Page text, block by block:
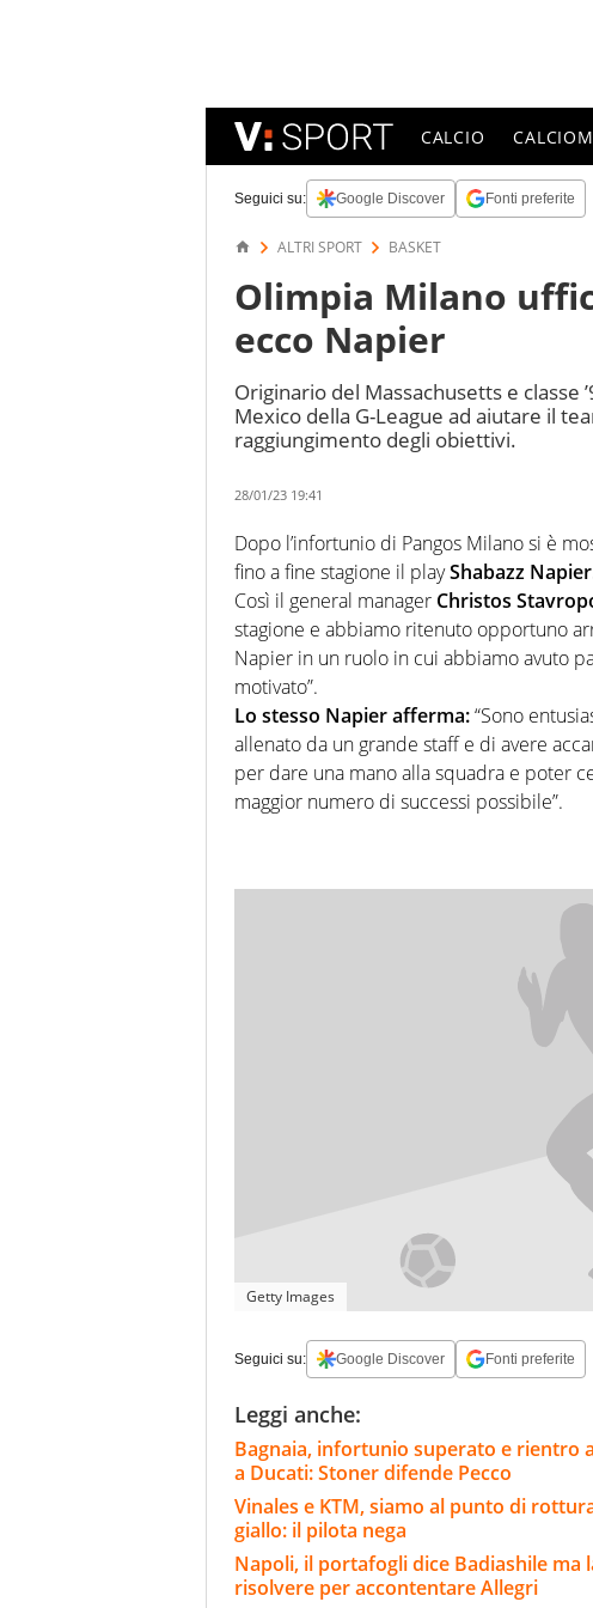
CALCIO
Seguici su: Google Discover Fonti preferite
ALTRI SPORT BASKET
Olimpia Milano
ecco Napier
Originario del Massachusetts e classe
Mexico della G-League ad aiutare il
raggiungimento degli obiettivi.
28/01/23 19:41
Dopo l’infortunio di Pangos Milano si è
fino a fine stagione il playShabazz
Così il general manager Christos
stagione e abbiamo ritenuto opportuno
Napier in un ruolo in cui abbiamo avuto
motivato”.
Lo stesso Napier afferma:“Sono
allenato da un grande staff e di avere
per dare una mano alla squadra e poter
maggior numero di successi possibile”.
Getty Images
Seguici su: Google Discover Fonti preferite
Leggi anche:
Bagnaia, infortunio superato e rientro
a Ducati: Stoner difende Pecco
Vinales e KTM, siamo al punto di
giallo: il pilota nega
Napoli, il portafogli dice Badiashile ma
risolvere per accontentare Allegri